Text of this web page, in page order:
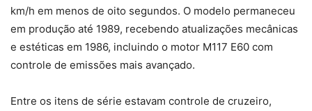
km/h em menos de oito segundos. O modelo permaneceu
em produção até 1989, recebendo atualizações mecânicas
e estéticas em 1986, incluindo o motor M117 E60 com
controle de emissões mais avançado.
Entre os itens de série estavam controle de cruzeiro,